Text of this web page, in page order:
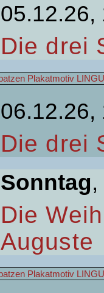
05.12.26,
Die drei
06.12.26,
Die drei
Sonntag
Die
Auguste